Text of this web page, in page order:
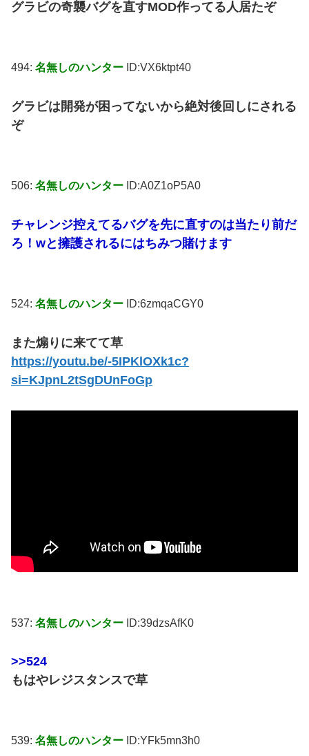
グラビの奇襲バグを直すMOD作ってる人居たぞ
494: 名無しのハンター ID:VX6ktpt40
グラビは開発が困ってないから絶対後回しにされる
ぞ
506: 名無しのハンター ID:A0Z1oP5A0
チャレンジ控えてるバグを先に直すのは当たり前だ
ろ！wと擁護されるにはちみつ賭けます
524: 名無しのハンター ID:6zmqaCGY0
また煽りに来てて草
https://youtu.be/-5IPKlOXk1c?
si=KJpnL2tSgDUnFoGp
537: 名無しのハンター ID:39dzsAfK0
>>524
もはやレジスタンスで草
539: 名無しのハンター ID:YFk5mn3h0